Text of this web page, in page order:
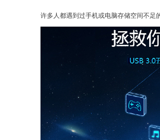
许多人都遇到过手机或电脑存储空间不足